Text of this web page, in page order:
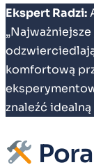
Ekspert Radzi:
komfortową
znaleźć